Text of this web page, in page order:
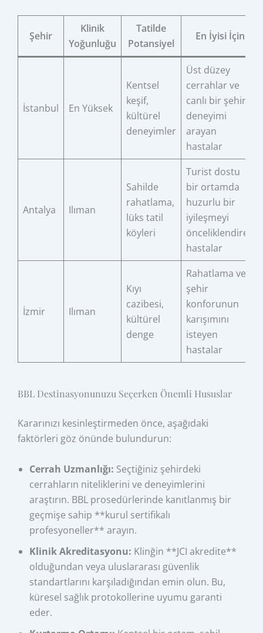
Şehir
Klinik
Yoğunluğu
Tatilde
Potansiyel
En İyisi İçin
İstanbul En Yüksek
Kentsel
keşif,
kültürel
deneyimler
Üst düzey
cerrahlar ve
canlı bir şehir
deneyimi
arayan
hastalar
Antalya Ilıman
Sahilde
rahatlama,
lüks tatil
köyleri
Turist dostu
bir ortamda
huzurlu bir
iyileşmeyi
önceliklendiren
hastalar
İzmir Ilıman
Kıyı
cazibesi,
kültürel
denge
Rahatlama ve
şehir
konforunun
karışımını
isteyen
hastalar
BBL Destinasyonunuzu Seçerken Önemli Hususlar
Kararınızı kesinleştirmeden önce, aşağıdaki
faktörleri göz önünde bulundurun:
Cerrah Uzmanlığı: Seçtiğiniz şehirdeki
cerrahların niteliklerini ve deneyimlerini
araştırın. BBL prosedürlerinde kanıtlanmış bir
geçmişe sahip **kurul sertifikalı
profesyoneller** arayın.
Klinik Akreditasyonu: Klinğin **JCI akredite**
olduğundan veya uluslararası güvenlik
standartlarını karşıladığından emin olun. Bu,
küresel sağlık protokollerine uyumu garanti
eder.